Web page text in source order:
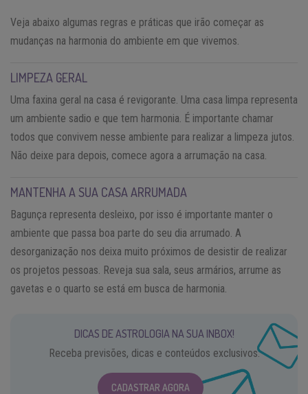
Veja abaixo algumas regras e práticas que irão começar as
mudanças na harmonia do ambiente em que vivemos.
LIMPEZA GERAL
Uma faxina geral na casa é revigorante. Uma casa limpa representa
um ambiente sadio e que tem harmonia. É importante chamar
todos que convivem nesse ambiente para realizar a limpeza jutos.
Não deixe para depois, comece agora a arrumação na casa.
MANTENHA A SUA CASA ARRUMADA
Bagunça representa desleixo, por isso é importante manter o
ambiente que passa boa parte do seu dia arrumado. A
desorganização nos deixa muito próximos de desistir de realizar
os projetos pessoas. Reveja sua sala, seus armários, arrume as
gavetas e o quarto se está em busca de harmonia.
DICAS DE ASTROLOGIA NA SUA INBOX!
Receba previsões, dicas e conteúdos exclusivos.
CADASTRAR AGORA